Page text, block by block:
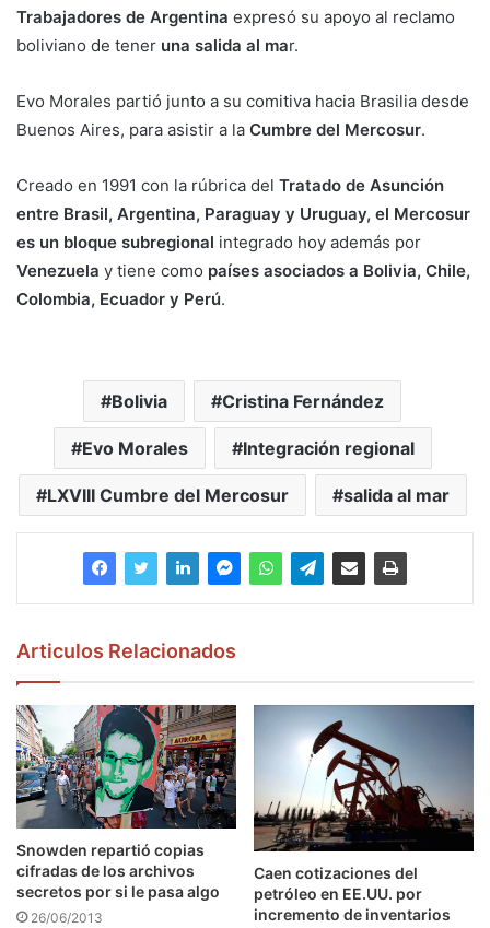
Trabajadores de Argentina expresó su apoyo al reclamo
boliviano de tener una salida al mar.
Evo Morales partió junto a su comitiva hacia Brasilia desde
Buenos Aires, para asistir a la Cumbre del Mercosur.
Creado en 1991 con la rúbrica del Tratado de Asunción
entre Brasil, Argentina, Paraguay y Uruguay, el Mercosur
es un bloque subregional integrado hoy además por
Venezuela y tiene como países asociados a Bolivia, Chile,
Colombia, Ecuador y Perú.
Bolivia Cristina Fernández
Evo Morales Integración regional
LXVIII Cumbre del Mercosur salida al mar
Articulos Relacionados
Snowden repartió copias
cifradas de los archivos
secretos por si le pasa algo
26/06/2013
Caen cotizaciones del
petróleo en EE.UU. por
incremento de inventarios